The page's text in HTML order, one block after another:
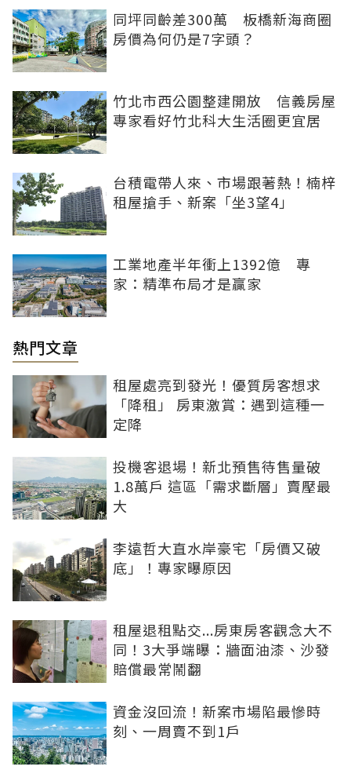
同坪同齡差300萬 板橋新海商圈
房價為何仍是7字頭？
竹北市西公園整建開放 信義房屋
專家看好竹北科大生活圈更宜居
台積電帶人來、市場跟著熱！楠梓
租屋搶手、新案「坐3望4」
工業地產半年衝上1392億 專
家：精準布局才是贏家
熱門文章
租屋處亮到發光！優質房客想求
「降租」 房東激賞：遇到這種一
定降
投機客退場！新北預售待售量破
1.8萬戶 這區「需求斷層」賣壓最
大
李遠哲大直水岸豪宅「房價又破
底」！專家曝原因
租屋退租點交...房東房客觀念大不
同！3大爭端曝：牆面油漆、沙發
賠償最常鬧翻
資金沒回流！新案市場陷最慘時
刻、一周賣不到1戶